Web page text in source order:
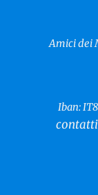
Amici dei
Iban: